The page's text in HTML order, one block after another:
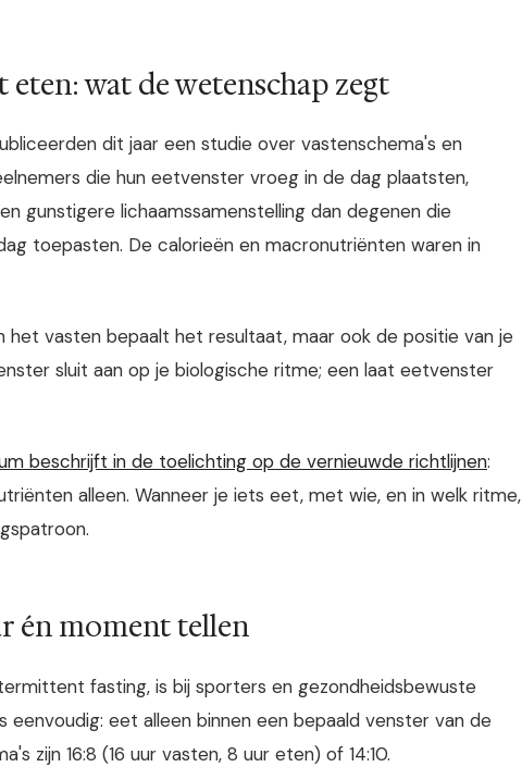
wat de wetenschap zegt
dit jaar een studie over vastenschema's en
die hun eetvenster vroeg in de dag plaatsten,
gunstigere lichaamssamenstelling dan degenen die
toepasten. De calorieën en macronutriënten waren in
het vasten bepaalt het resultaat, maar ook de positie van je
sluit aan op je biologische ritme; een laat eetvenster
beschrijft in de toelichting op de vernieuwde richtlijnen:
alleen. Wanneer je iets eet, met wie, en in welk ritme,
én moment tellen
fasting, is bij sporters en gezondheidsbewuste
eenvoudig: eet alleen binnen een bepaald venster van de
zijn 16:8 (16 uur vasten, 8 uur eten) of 14:10.